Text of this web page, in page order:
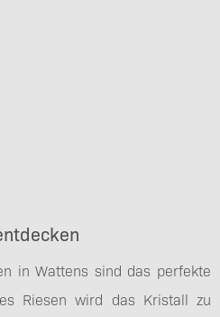
in Wattens sind das perfekte
Riesen wird das Kristall zu